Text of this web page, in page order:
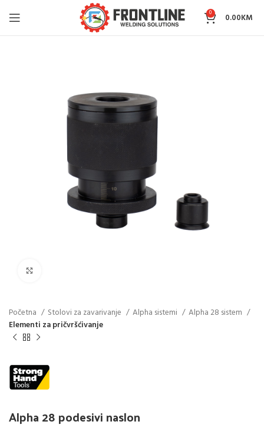
0 0.00KM
Početna Stolovi za zavarivanje Alpha sistemi
Alpha 28 sistem
Elementi za pričvršćivanje
Alpha 28 podesivi naslon